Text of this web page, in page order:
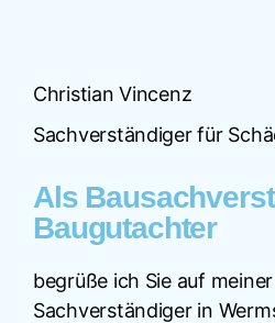
Christian Vincenz
Sachverständiger für
Als
Baugutachter
begrüße ich Sie auf
Sachverständiger in